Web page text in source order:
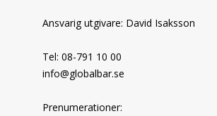
Ansvarig utgivare: David Isaksson
Tel: 08-791 10 00
info@globalbar.se
Prenumerationer: